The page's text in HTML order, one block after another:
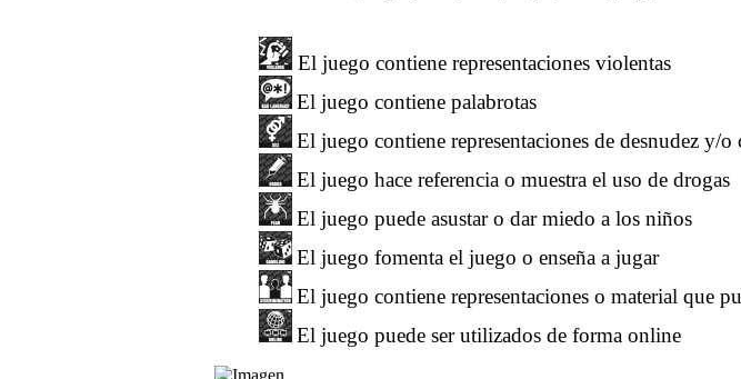
El juego contiene representaciones violentas
El juego contiene palabrotas
El juego contiene representaciones de desnudez y/
El juego hace referencia o muestra el uso de drogas
El juego puede asustar o dar miedo a los niños
El juego fomenta el juego o enseña a jugar
El juego contiene representaciones o material que
El juego puede ser utilizados de forma online